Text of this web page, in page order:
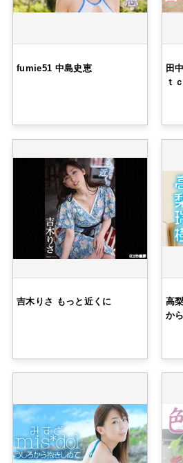
fumie51 中島史恵
田
ｔ
吉木りさ もっと近くに
高
か